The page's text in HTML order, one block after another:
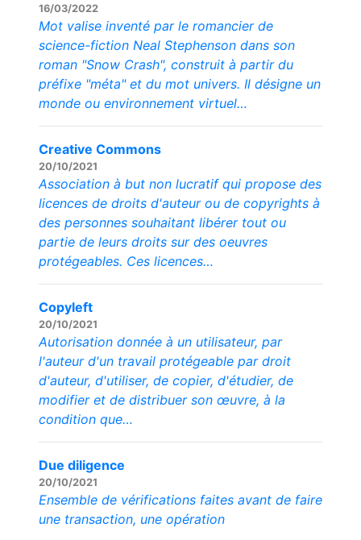
16/03/2022
Mot valise inventé par le romancier de
science-fiction Neal Stephenson dans son
roman "Snow Crash", construit à partir du
préfixe "méta" et du mot univers. Il désigne un
monde ou environnement virtuel…
Creative Commons
20/10/2021
Association à but non lucratif qui propose des
licences de droits d'auteur ou de copyrights à
des personnes souhaitant libérer tout ou
partie de leurs droits sur des oeuvres
protégeables. Ces licences…
Copyleft
20/10/2021
Autorisation donnée à un utilisateur, par
l'auteur d'un travail protégeable par droit
d'auteur, d'utiliser, de copier, d'étudier, de
modifier et de distribuer son œuvre, à la
condition que…
Due diligence
20/10/2021
Ensemble de vérifications faites avant de faire
une transaction, une opération